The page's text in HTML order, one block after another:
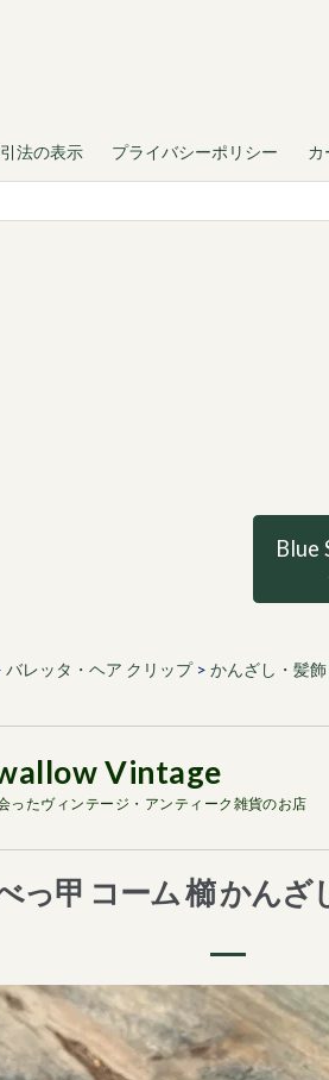
法の表示 プライバシーポリシー カ
Blue
バレッタ・ヘア クリップ> かんざし・髪
ったヴィンテージ・アンティーク雑貨のお店
っ甲 コーム 櫛 かん